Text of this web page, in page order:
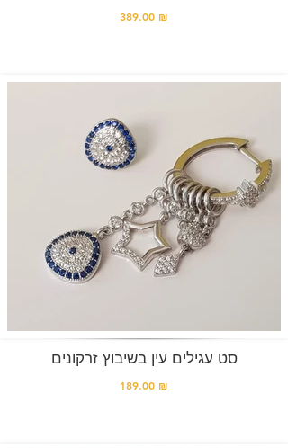
389.00 ₪
סט עגילים עין בשיבוץ זרקונים
189.00 ₪